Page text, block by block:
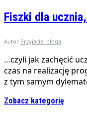
Fiszki dla
Autor Przyjaciel bloga
…czyli jak zachęcić
czas na realizację
z tym samym
Zobacz kategorię